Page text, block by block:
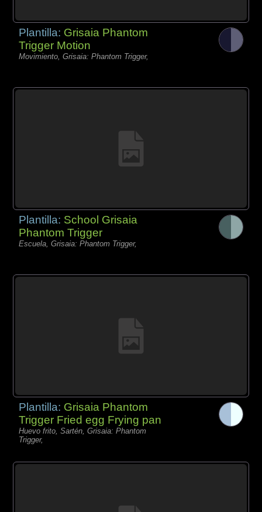
Plantilla: Grisaia Phantom
Trigger Motion
Movimiento, Grisaia: Phantom Trigger,
Plantilla: School Grisaia
Phantom Trigger
Escuela, Grisaia: Phantom Trigger,
Plantilla: Grisaia Phantom
Trigger Fried egg Frying pan
Huevo frito, Sartén, Grisaia: Phantom
Trigger,